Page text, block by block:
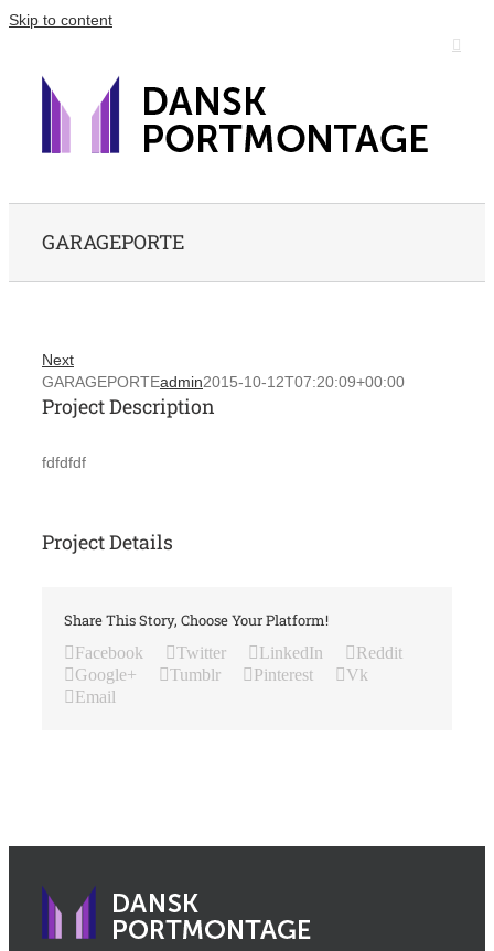
Skip to content
GARAGEPORTE
Next
GARAGEPORTEadmin2015-10-12T07:20:09+00:00
Project Description
fdfdfdf
Project Details
Share This Story, Choose Your Platform!
Facebook Twitter LinkedIn
Reddit
Google+
Tumblr Pinterest
Vk
Email